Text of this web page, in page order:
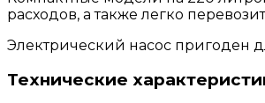
расходов, а также легко
Электрический насос пригоден
Технические